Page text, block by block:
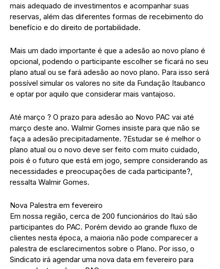
mais adequado de investimentos e acompanhar suas
reservas, além das diferentes formas de recebimento do
benefício e do direito de portabilidade.
Mais um dado importante é que a adesão ao novo plano é
opcional, podendo o participante escolher se ficará no seu
plano atual ou se fará adesão ao novo plano. Para isso será
possível simular os valores no site da Fundação Itaubanco
e optar por aquilo que considerar mais vantajoso.
Até março ? O prazo para adesão ao Novo PAC vai até
março deste ano. Walmir Gomes insiste para que não se
faça a adesão precipitadamente. ?Estudar se é melhor o
plano atual ou o novo deve ser feito com muito cuidado,
pois é o futuro que está em jogo, sempre considerando as
necessidades e preocupações de cada participante?,
ressalta Walmir Gomes.
Nova Palestra em fevereiro
Em nossa região, cerca de 200 funcionários do Itaú são
participantes do PAC. Porém devido ao grande fluxo de
clientes nesta época, a maioria não pode comparecer a
palestra de esclarecimentos sobre o Plano. Por isso, o
Sindicato irá agendar uma nova data em fevereiro para